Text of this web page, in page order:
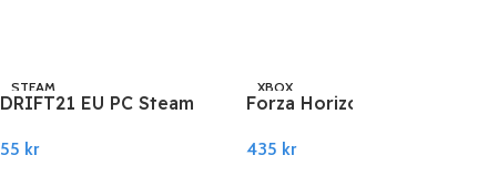
STEAM
DRIFT21 EU PC Steam
55 kr
XBOX
Forza Horizon 5 EU
10
435 kr